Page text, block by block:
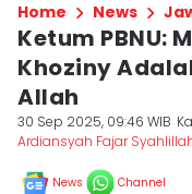
Home News
Ketum PBNU:
Khoziny
Allah
30 Sep 2025, 09:46 WIB
Ardiansyah Fajar
News Channel